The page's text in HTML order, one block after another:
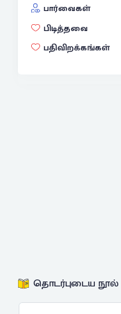
பார்வைகள்
பிடித்தவை
பதிவிறக்கங்கள்
தொடர்புடைய நூல்